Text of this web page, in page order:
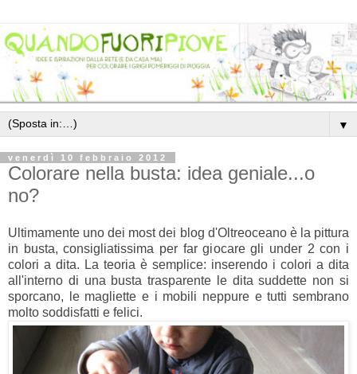
▼
venerdì 10 febbraio 2012
Colorare nella busta: idea geniale...o
no?
Ultimamente uno dei most dei blog d'Oltreoceano è la pittura
in busta, consigliatissima per far giocare gli under 2 con i
colori a dita. La teoria è semplice: inserendo i colori a dita
all'interno di una busta trasparente le dita suddette non si
sporcano, le magliette e i mobili neppure e tutti sembrano
molto soddisfatti e felici.